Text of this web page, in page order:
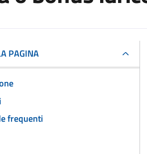
PAGINA
frequenti